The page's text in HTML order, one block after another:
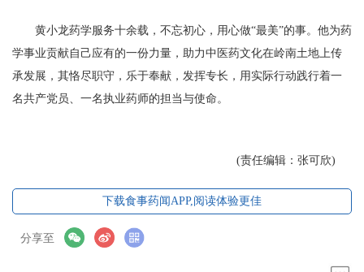
黄小龙药学服务十余载，不忘初心，用心做“最美”的事。他为药
学事业贡献自己应有的一份力量，助力中医药文化在岭南土地上传
承发展，其恪尽职守，乐于奉献，发挥专长，用实际行动践行着一
名共产党员、一名执业药师的担当与使命。
(责任编辑：张可欣)
下载食事药闻APP,阅读体验更佳
分享至